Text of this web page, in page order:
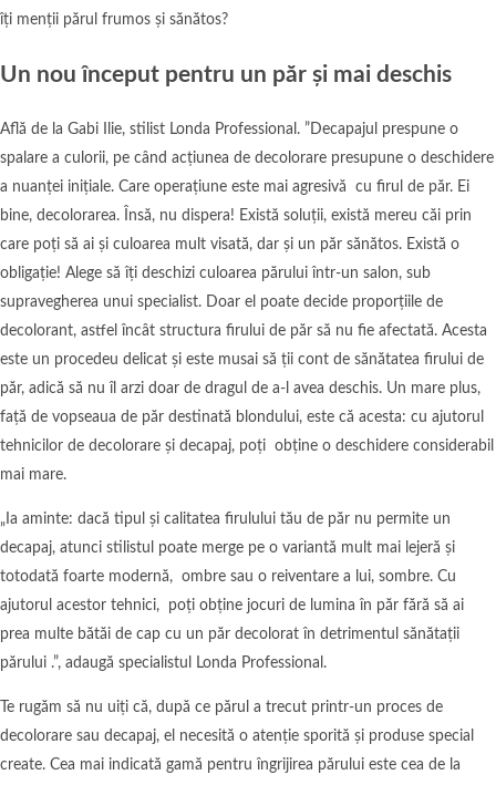
îți menții părul frumos și sănătos?
Un nou început pentru un păr și mai deschis
Află de la Gabi Ilie, stilist Londa Professional. ”Decapajul prespune o
spalare a culorii, pe când acțiunea de decolorare presupune o deschidere
a nuanței inițiale. Care operațiune este mai agresivă cu firul de păr. Ei
bine, decolorarea. Însă, nu dispera! Există soluții, există mereu căi prin
care poți să ai și culoarea mult visată, dar și un păr sănătos. Există o
obligație! Alege să îți deschizi culoarea părului într-un salon, sub
supravegherea unui specialist. Doar el poate decide proporțiile de
decolorant, astfel încât structura firului de păr să nu fie afectată. Acesta
este un procedeu delicat și este musai să ții cont de sănătatea firului de
păr, adică să nu îl arzi doar de dragul de a-l avea deschis. Un mare plus,
față de vopseaua de păr destinată blondului, este că acesta: cu ajutorul
tehnicilor de decolorare și decapaj, poți obține o deschidere considerabil
mai mare.
„Ia aminte: dacă tipul și calitatea firulului tău de păr nu permite un
decapaj, atunci stilistul poate merge pe o variantă mult mai lejeră și
totodată foarte modernă, ombre sau o reiventare a lui, sombre. Cu
ajutorul acestor tehnici, poți obține jocuri de lumina în păr fără să ai
prea multe bătăi de cap cu un păr decolorat în detrimentul sănătații
părului .”, adaugă specialistul Londa Professional.
Te rugăm să nu uiți că, după ce părul a trecut printr-un proces de
decolorare sau decapaj, el necesită o atenție sporită și produse special
create. Cea mai indicată gamă pentru îngrijirea părului este cea de la